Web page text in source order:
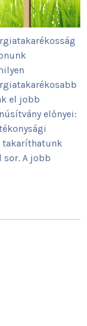
el jobb
előnyei:
takaríthatunk
sor. A jobb